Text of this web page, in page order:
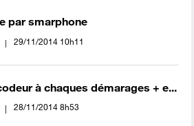
par smarphone
‎29/11/2014 10h11
à chaques démarages + e...
‎28/11/2014 8h53